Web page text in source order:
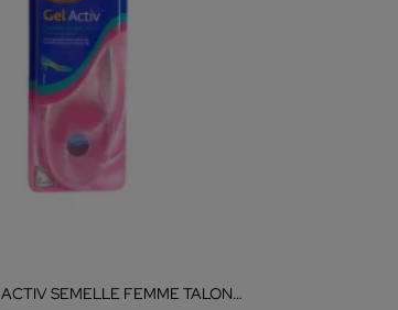
SCHOLL GEL ACTIV SEMELLE FEMME TALONS UTILISATION QUOTIDIENNE